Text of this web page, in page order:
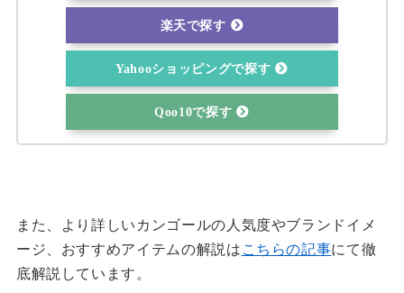
楽天で探す
Yahooショッピングで探す
Qoo10で探す
また、より詳しいカンゴールの人気度やブランドイメ
ージ、おすすめアイテムの解説は こちらの記事にて徹
底解説しています。